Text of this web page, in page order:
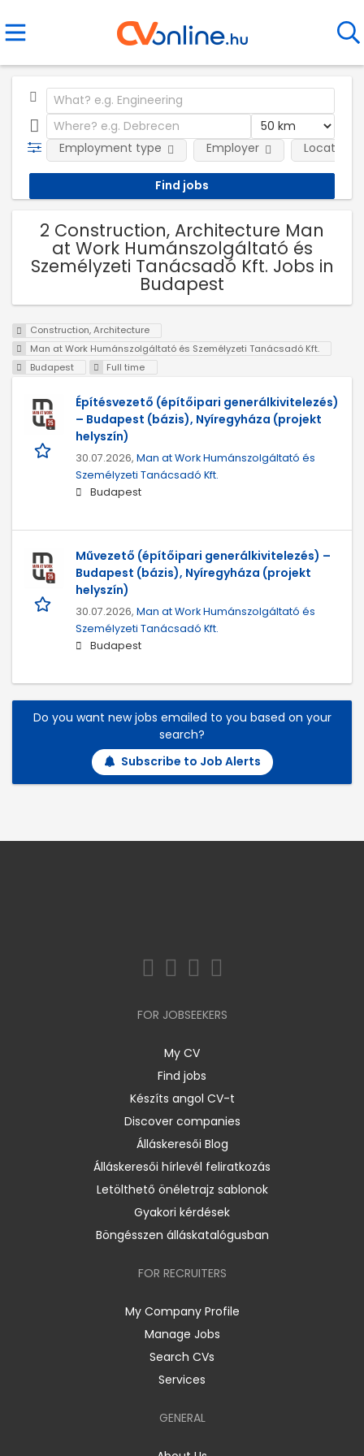
Employment type Employer Location
2 Construction, Architecture Man
at Work Humánszolgáltató és
Személyzeti Tanácsadó Kft. Jobs in
Budapest
Construction, Architecture
Man at Work Humánszolgáltató és Személyzeti Tanácsadó Kft.
Budapest
Full time
Építésvezető (építőipari generálkivitelezés)
– Budapest (bázis), Nyíregyháza (projekt
helyszín)
30.07.2026, Man at Work Humánszolgáltató és
Személyzeti Tanácsadó Kft.
Budapest
Művezető (építőipari generálkivitelezés) –
Budapest (bázis), Nyíregyháza (projekt
helyszín)
30.07.2026, Man at Work Humánszolgáltató és
Személyzeti Tanácsadó Kft.
Budapest
Do you want new jobs emailed to you based on your
search?
Subscribe to Job Alerts
FOR JOBSEEKERS
My CV
Find jobs
Készíts angol CV-t
Discover companies
Álláskeresői Blog
Álláskeresői hírlevél feliratkozás
Letölthető önéletrajz sablonok
Gyakori kérdések
Böngésszen álláskatalógusban
FOR RECRUITERS
My Company Profile
Manage Jobs
Search CVs
Services
GENERAL